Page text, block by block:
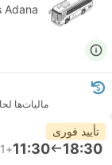
Adana
مالیات‌ها
تأیید فوری
18:30
11:30
+1